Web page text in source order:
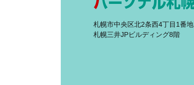
札幌市中央区北2条西4丁目1番地
札幌三井JPビルディング8階